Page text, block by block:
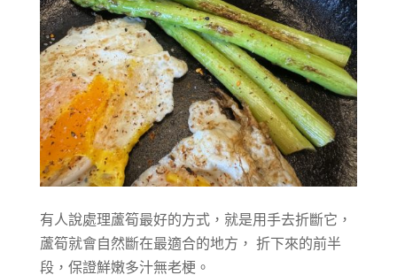
有人說處理蘆筍最好的方式，就是用手去折斷它，
蘆筍就會自然斷在最適合的地方， 折下來的前半
段，保證鮮嫩多汁無老梗。